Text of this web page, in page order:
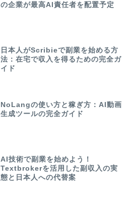
の企業が最高AI責任者を配置予定
日本人がScribieで副業を始める方
法：在宅で収入を得るための完全ガ
イド
NoLangの使い方と稼ぎ方：AI動画
生成ツールの完全ガイド
AI技術で副業を始めよう！
Textbrokerを活用した副収入の実
態と日本人への代替案